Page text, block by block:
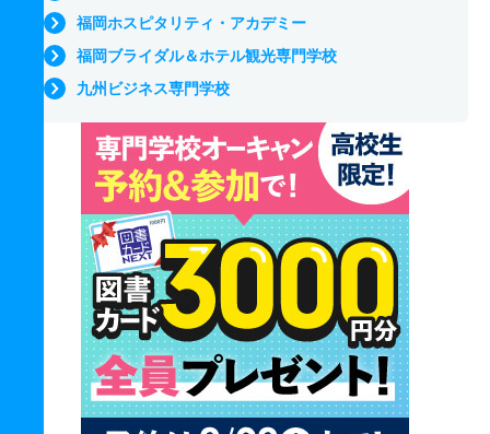
福岡ホスピタリティ・アカデミー
福岡ブライダル＆ホテル観光専門学校
九州ビジネス専門学校